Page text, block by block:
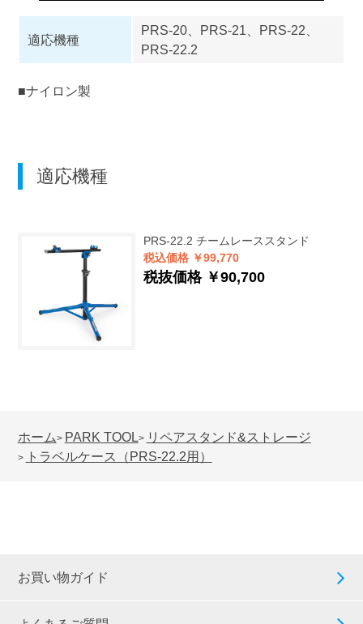
適応機種
PRS-20、PRS-21、PRS-22、
PRS-22.2
■ナイロン製
適応機種
PRS-22.2 チームレーススタンド
税込価格 ￥99,770
税抜価格 ￥90,700
ホーム> PARK TOOL> リペアスタンド&ストレージ
> トラベルケース（PRS-22.2用）
お買い物ガイド